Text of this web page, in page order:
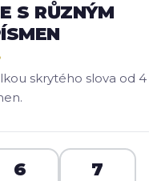
S RŮZNÝM
skrytého slova od 4
6 7